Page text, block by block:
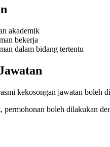
akademik
bekerja
dalam bidang tertentu
kekosongan jawatan boleh
boleh dilakukan